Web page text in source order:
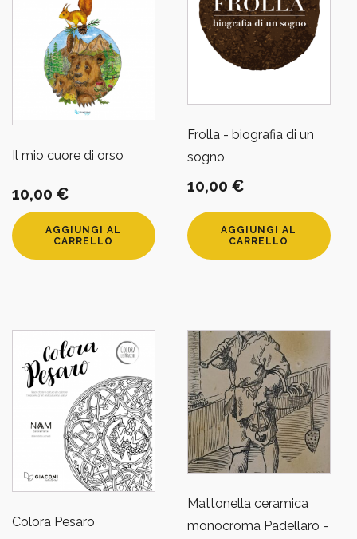
Il mio cuore di orso
10,00 €
AGGIUNGI AL
CARRELLO
Frolla - biografia di un
sogno
10,00 €
AGGIUNGI AL
CARRELLO
Colora Pesaro
Mattonella ceramica
monocroma Padellaro -